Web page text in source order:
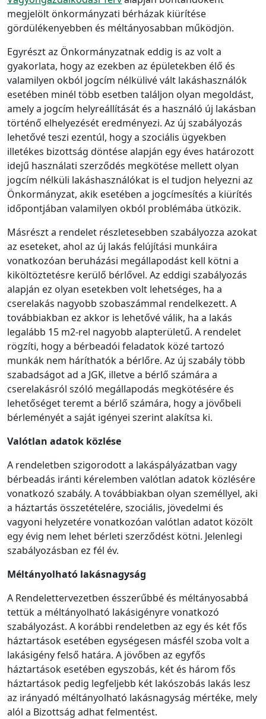
megjelölt önkormányzati bérházak kiürítése
gördülékenyebben és méltányosabban működjön.
Egyrészt az Önkormányzatnak eddig is az volt a
gyakorlata, hogy az ezekben az épületekben élő és
valamilyen okból jogcím nélkülivé vált lakáshasználók
esetében minél több esetben találjon olyan megoldást,
amely a jogcím helyreállítását és a használó új lakásban
történő elhelyezését eredményezi. Az új szabályozás
lehetővé teszi ezentúl, hogy a szociális ügyekben
illetékes bizottság döntése alapján egy éves határozott
idejű használati szerződés megkötése mellett olyan
jogcím nélküli lakáshasználókat is el tudjon helyezni az
Önkormányzat, akik esetében a jogcímesítés a kiürítés
időpontjában valamilyen okból problémába ütközik.
Másrészt a rendelet részletesebben szabályozza azokat
az eseteket, ahol az új lakás felújítási munkáira
vonatkozóan beruházási megállapodást kell kötni a
kiköltöztetésre kerülő bérlővel. Az eddigi szabályozás
alapján ez olyan esetekben volt lehetséges, ha a
cserelakás nagyobb szobaszámmal rendelkezett. A
továbbiakban ez akkor is lehetővé válik, ha a lakás
legalább 15 m2-rel nagyobb alapterületű. A rendelet
rögzíti, hogy a bérbeadói feladatok közé tartozó
munkák nem háríthatók a bérlőre. Az új szabály több
szabadságot ad a JGK, illetve a bérlő számára a
cserelakásról szóló megállapodás megkötésére és
lehetőséget teremt a bérlő számára, hogy a jövőbeli
bérleményét a saját igényei szerint alakítsa ki.
Valótlan adatok közlése
A rendeletben szigorodott a lakáspályázatban vagy
bérbeadás iránti kérelemben valótlan adatok közlésére
vonatkozó szabály. A továbbiakban olyan személlyel, aki
a háztartás összetételére, szociális, jövedelmi és
vagyoni helyzetére vonatkozóan valótlan adatot közölt
egy évig nem lehet bérleti szerződést kötni. Jelenlegi
szabályozásban ez fél év.
Méltányolható lakásnagyság
A Rendelettervezetben ésszerűbbé és méltányosabbá
tettük a méltányolható lakásigényre vonatkozó
szabályozást. A korábbi rendeletben az egy és két fős
háztartások esetében egységesen másfél szoba volt a
lakásigény felső határa. A jövőben az egyfős
háztartások esetében egyszobás, két és három fős
háztartások pedig legfeljebb két lakószobás lakás lesz
az irányadó méltányolható lakásnagyság mértéke, mely
alól a Bizottság adhat felmentést.